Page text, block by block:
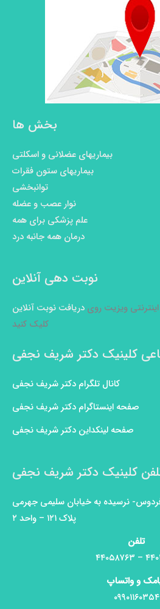
بخش ها
بیماریهای عضلانی و اسکلتی
بیماریهای ستون فقرات
توانبخشی
نوار عصب و عضله
علم پزشکی برای همه
درمان همه جانبه درد
نوبت دهی آنلاین
ویزیت روی دریافت نوبت آنلاین
کلیک کنید
کلینیک دکتر شریف نجفی
کانال تلگرام دکتر شریف نجفی
صفحه اینستاگرام دکتر شریف نجفی
صفحه لینکداین دکتر شریف نجفی
کلینیک دکتر شریف نجفی
فردوس- نرسیده به خیابان سلیمی جهرمی
پلاک ۱۲۱ – واحد ۲
تلفن
و واتساپ
۰۹۹۰۱۱۶۰۳۵۴